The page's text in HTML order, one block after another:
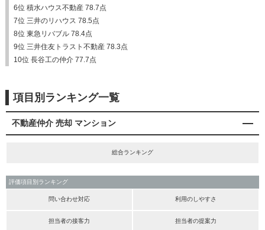
6位 積水ハウス不動産 78.7点
7位 三井のリハウス 78.5点
8位 東急リバブル 78.4点
9位 三井住友トラスト不動産 78.3点
10位 長谷工の仲介 77.7点
項目別ランキング一覧
不動産仲介 売却 マンション
総合ランキング
評価項目別ランキング
問い合わせ対応 利用のしやすさ
担当者の接客力 担当者の提案力